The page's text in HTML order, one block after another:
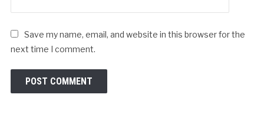
Save my name, email, and website in this browser for the
next time I comment.